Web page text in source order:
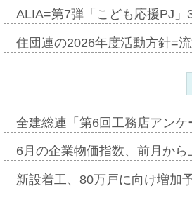
ALIA=第7弾「こども応援PJ
住団連の2026年度活動方針=
全建総連「第6回工務店アン
6月の企業物価指数、前月か
新設着工、80万戸に向け増加